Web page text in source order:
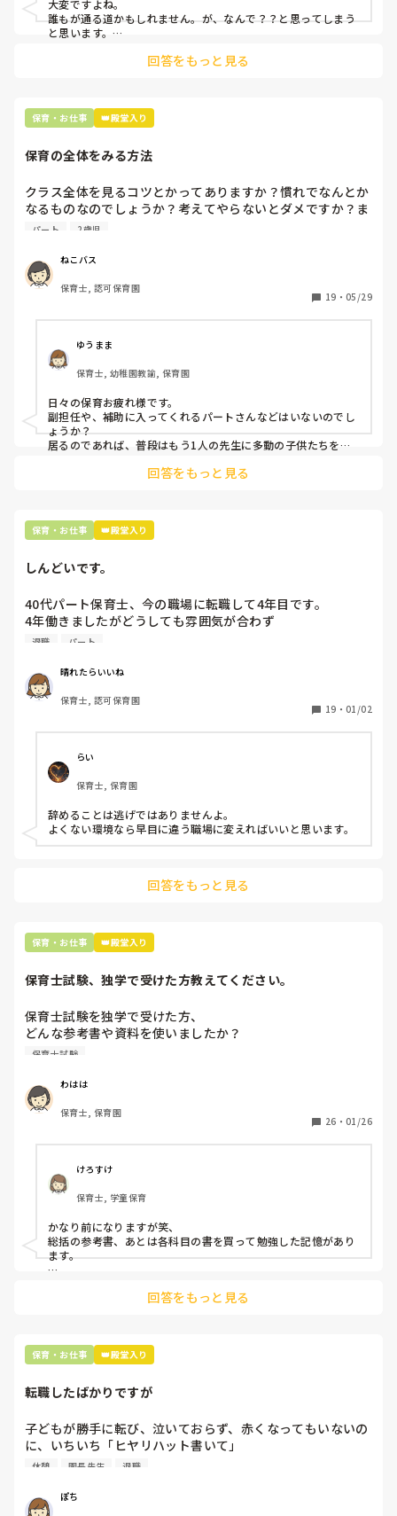
大変ですよね。
誰もが通る道かもしれません。が、なんで？？と思ってしまう
と思います。
ってるより大人のことをよくみていて、保育士同士の関係とか
ように、子どもたちも相手によって自然と差が出るものなので
はないかなぁ。くらいに今は考えています。
が気が付かないような小技を仕込んでいたりもするかもしれま
まだ勤めてから1ヶ月も経ってないんだもの。他の先生たちと
同じことをしても上手くいかないのは当たり前で、それを今度
はどうしてみようかな？と考えたり、ひたすら研究してみた
り、いっそのこと先輩に聞いてみても良いと思いますよ♪
楽しいところだと思いますので、
うさぴょんさんに合った先生も子どもも楽しく過ごせる方法が
見つかることを願ってます！
回答をもっと見る
保育・お仕事 👑殿堂入り
保育の全体をみる方法
クラス全体を見るコツとかってありますか？慣れでなんとか
なるものなのでしょうか？考えてやらないとダメですか？ま
た全体が見れる人、見れない人の特徴などはありますか？全
れなくなるといった感じだと思うのですが
今まで小規模で０歳、１歳を中心にゆったりかかわってきた
のですが、４月から勤務先が変わって大規模園になりパート
として2歳児クラスに入るとき、16人の2歳児を動かす力が
足りず全体が見れてないと言われ、どう工夫すべきか悩んで
います、多動の子が何人かいるためついそっちを対応する
と、違う子がケンカしたり。なにか方法があれば教えて下さ
パート 2歳児
ねこバス
保育士, 認可保育園
19 ・ 05/29
ゆうまま
保育士, 幼稚園教諭, 保育園
日々の保育お疲れ様です。
副担任や、補助に入ってくれるパートさんなどはいないのでし
ょうか？
居るのであれば、普段はもう1人の先生に多動の子供たちをみ
1人で背負うのではなく、他の先生にも協力してもらえるとい
回答をもっと見る
保育・お仕事 👑殿堂入り
しんどいです。
40代パート保育士、今の職場に転職して4年目です。
4年働きましたがどうしても雰囲気が合わず
退職しようと思っています。
周りの職員は、勤続10年以上から何十年という先生がほとん
どです。
保護者子どもの愚痴悪口が多く、
今で言う不適切保育も
仕方ないよね
もう何も言わずに
子どもの言いなりになればいいんだね
などいう意見で…
上の先生に相談することは難しそうです。
最後の職場にしようと思っていましたが
います
退職 パート
晴れたらいいね
保育士, 認可保育園
19 ・ 01/02
らい
保育士, 保育園
辞めることは逃げではありませんよ。
よくない環境なら早目に違う職場に変えればいいと思います。
回答をもっと見る
保育・お仕事 👑殿堂入り
保育士試験、独学で受けた方教えてください。
保育士試験を独学で受けた方、
どんな参考書や資料を使いましたか？
どの科目が1番難しかったかなど教えていただけると嬉しい
です。
ぜひたくさんの回答よろしくお願い致します！
保育士試験
わはは
保育士, 保育園
26 ・ 01/26
けろすけ
保育士, 学童保育
かなり前になりますが笑、
総括の参考書、あとは各科目の書を買って勉強した記憶があり
ます。
独学で得た資格は自信になります！
大変だと思いますが、頑張ってくださいね。
回答をもっと見る
保育・お仕事 👑殿堂入り
転職したばかりですが
子どもが勝手に転び、泣いておらず、赤くなってもいないの
に、いちいち「ヒヤリハット書いて」
と書かされ
（そう言う本人は書かない）
休憩 園長先生 退職
ぽち